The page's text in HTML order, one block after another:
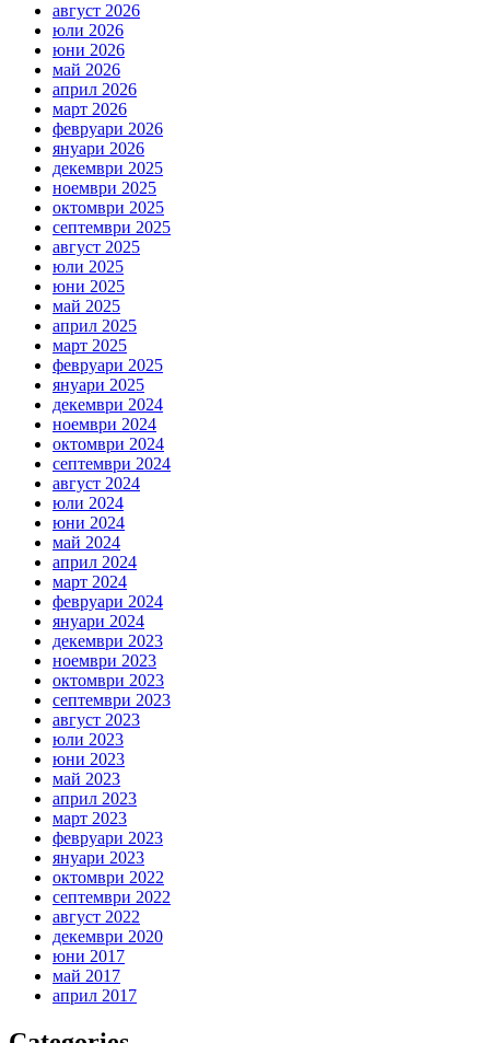
август 2026
юли 2026
юни 2026
май 2026
април 2026
март 2026
февруари 2026
януари 2026
декември 2025
ноември 2025
октомври 2025
септември 2025
август 2025
юли 2025
юни 2025
май 2025
април 2025
март 2025
февруари 2025
януари 2025
декември 2024
ноември 2024
октомври 2024
септември 2024
август 2024
юли 2024
юни 2024
май 2024
април 2024
март 2024
февруари 2024
януари 2024
декември 2023
ноември 2023
октомври 2023
септември 2023
август 2023
юли 2023
юни 2023
май 2023
април 2023
март 2023
февруари 2023
януари 2023
октомври 2022
септември 2022
август 2022
декември 2020
юни 2017
май 2017
април 2017